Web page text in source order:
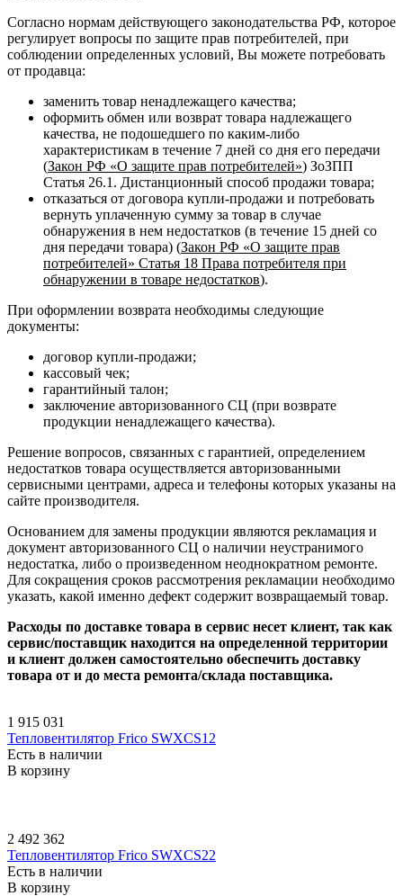
Согласно нормам действующего законодательства РФ, которое
регулирует вопросы по защите прав потребителей, при
соблюдении определенных условий, Вы можете потребовать
от продавца:
заменить товар ненадлежащего качества;
оформить обмен или возврат товара надлежащего
качества, не подошедшего по каким-либо
характеристикам в течение 7 дней со дня его передачи
(Закон РФ «О защите прав потребителей») ЗоЗПП
Статья 26.1. Дистанционный способ продажи товара;
отказаться от договора купли-продажи и потребовать
вернуть уплаченную сумму за товар в случае
обнаружения в нем недостатков (в течение 15 дней со
дня передачи товара) (Закон РФ «О защите прав
потребителей» Статья 18 Права потребителя при
обнаружении в товаре недостатков).
При оформлении возврата необходимы следующие
документы:
договор купли-продажи;
кассовый чек;
гарантийный талон;
заключение авторизованного СЦ (при возврате
продукции ненадлежащего качества).
Решение вопросов, связанных с гарантией, определением
недостатков товара осуществляется авторизованными
сервисными центрами, адреса и телефоны которых указаны на
сайте производителя.
Основанием для замены продукции являются рекламация и
документ авторизованного СЦ о наличии неустранимого
недостатка, либо о произведенном неоднократном ремонте.
Для сокращения сроков рассмотрения рекламации необходимо
указать, какой именно дефект содержит возвращаемый товар.
Расходы по доставке товара в сервис несет клиент, так как
сервис/поставщик находится на определенной территории
и клиент должен самостоятельно обеспечить доставку
товара от и до места ремонта/склада поставщика.
1 915 031
Тепловентилятор Frico SWXCS12
Есть в наличии
В корзину
2 492 362
Тепловентилятор Frico SWXCS22
Есть в наличии
В корзину